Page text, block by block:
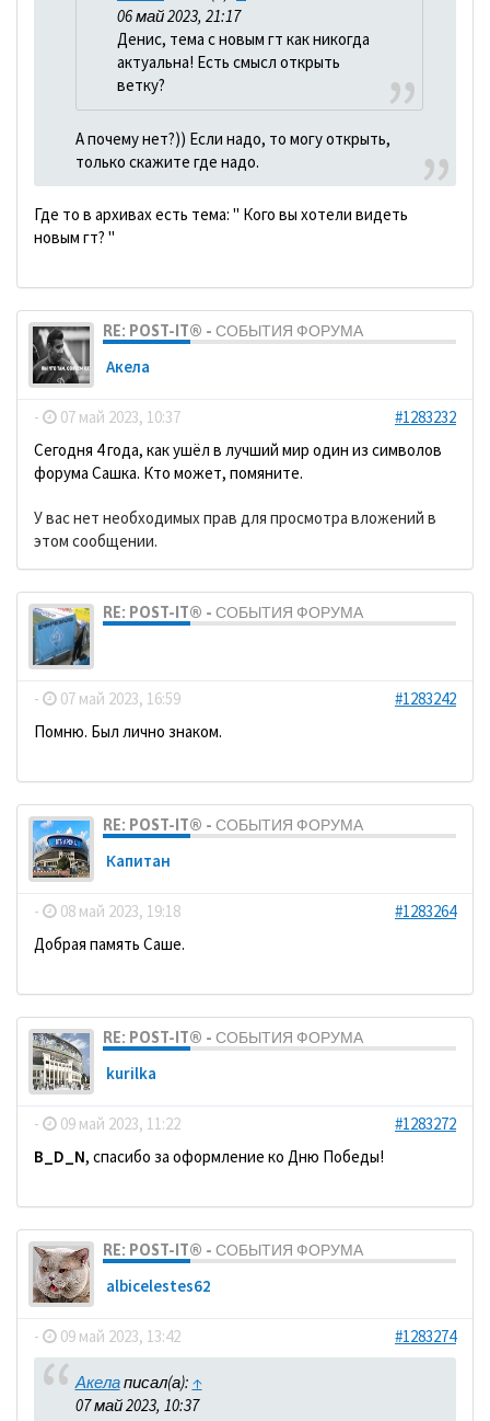
06 май 2023, 21:17
Денис, тема с новым гт как никогда
актуальна! Есть смысл открыть
ветку?
А почему нет?)) Если надо, то могу открыть,
только скажите где надо.
Где то в архивах есть тема: " Кого вы хотели видеть
новым гт? "
RE: POST-IT® - СОБЫТИЯ ФОРУМА
Акела
- 07 май 2023, 10:37
#1283232
Сегодня 4 года, как ушёл в лучший мир один из символов
форума Сашка. Кто может, помяните.
У вас нет необходимых прав для просмотра вложений в
этом сообщении.
RE: POST-IT® - СОБЫТИЯ ФОРУМА
- 07 май 2023, 16:59
#1283242
Помню. Был лично знаком.
RE: POST-IT® - СОБЫТИЯ ФОРУМА
Кaпитaн
- 08 май 2023, 19:18
#1283264
Добрая память Саше.
RE: POST-IT® - СОБЫТИЯ ФОРУМА
kurilka
- 09 май 2023, 11:22
#1283272
B_D_N, спасибо за оформление ко Дню Победы!
RE: POST-IT® - СОБЫТИЯ ФОРУМА
albicelestes62
- 09 май 2023, 13:42 #1283274
Акелаписал(а): ↑
07 май 2023, 10:37